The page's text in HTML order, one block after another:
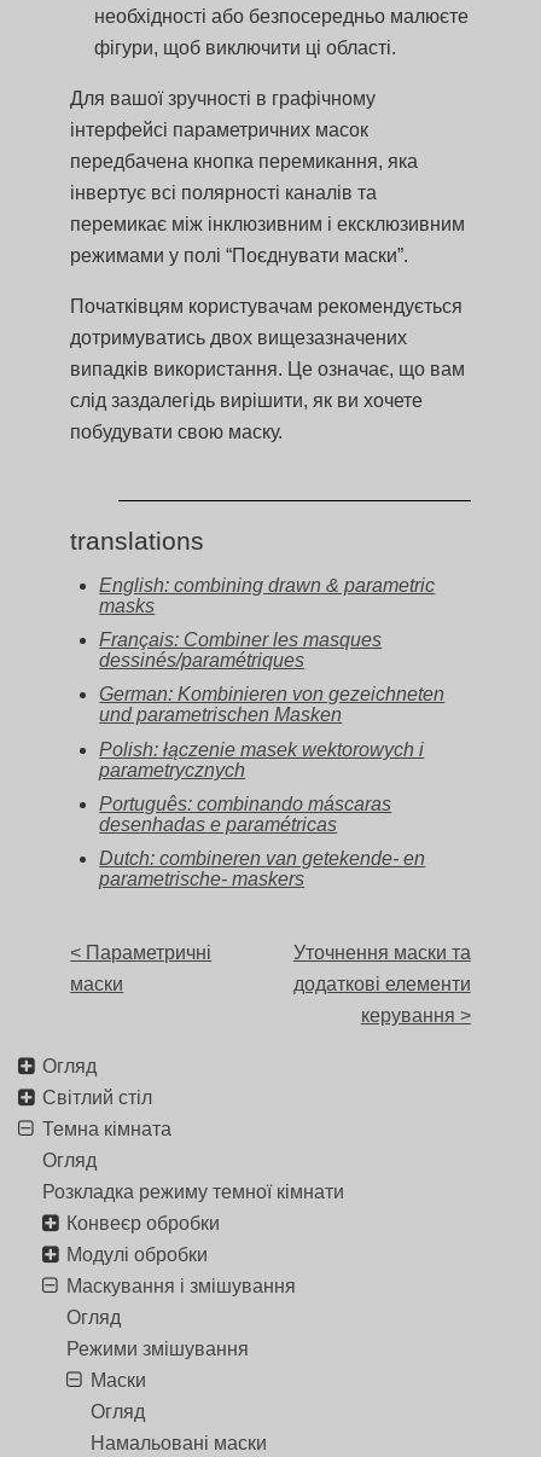
необхідності або безпосередньо малюєте
фігури, щоб виключити ці області.
Для вашої зручності в графічному
інтерфейсі параметричних масок
передбачена кнопка перемикання, яка
інвертує всі полярності каналів та
перемикає між інклюзивним і ексклюзивним
режимами у полі “Поєднувати маски”.
Початківцям користувачам рекомендується
дотримуватись двох вищезазначених
випадків використання. Це означає, що вам
слід заздалегідь вирішити, як ви хочете
побудувати свою маску.
translations
English: combining drawn & parametric
masks
Français: Combiner les masques
dessinés/paramétriques
German: Kombinieren von gezeichneten
und parametrischen Masken
Polish: łączenie masek wektorowych i
parametrycznych
Português: combinando máscaras
desenhadas e paramétricas
Dutch: combineren van getekende- en
parametrische- maskers
< Параметричні
маски
Уточнення маски та
додаткові елементи
керування >
Огляд
Світлий стіл
Темна кімната
Огляд
Розкладка режиму темної кімнати
Конвеєр обробки
Модулі обробки
Маскування і змішування
Огляд
Режими змішування
Маски
Огляд
Намальовані маски